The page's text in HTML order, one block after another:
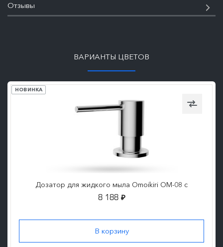
Отзывы
ВАРИАНТЫ ЦВЕТОВ
НОВИНКА
Дозатор для жидкого мыла Omoikiri OM-08 c
8 188 ₽